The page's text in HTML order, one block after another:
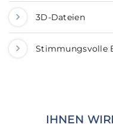
3D-Dateien
Stimmungsvolle
IHNEN